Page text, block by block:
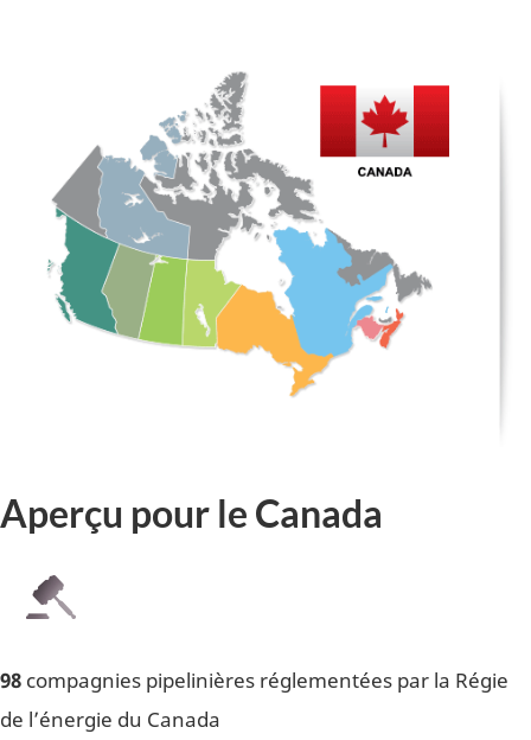
Aperçu pour le Canada
98 compagnies pipelinières réglementées par la Régie
de l’énergie du Canada